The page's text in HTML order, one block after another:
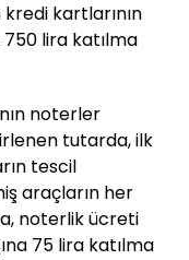
kartlarının
750 lira katılma
noterler
tutarda, ilk
tescil
araçların her
noterlik ücreti
75 lira katılma